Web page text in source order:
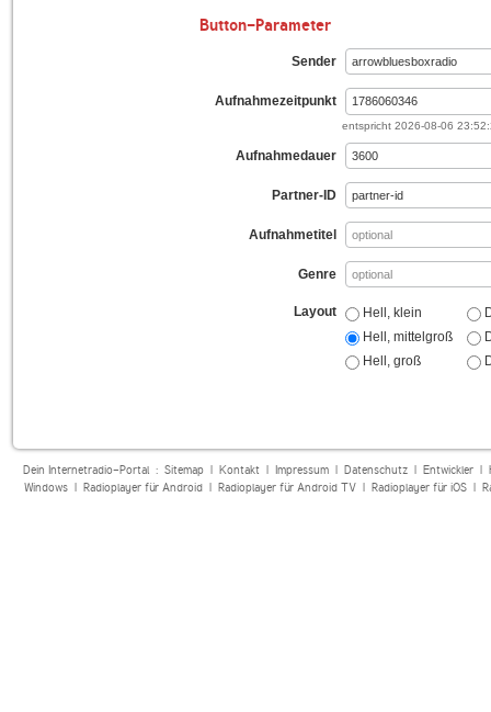
Button-Parameter
Sender
Aufnahmezeitpunkt
entspricht 2026-08-06
Aufnahmedauer
Partner-ID
Aufnahmetitel
Genre
Layout
Hell, klein
Hell, mittelgroß
Hell, groß
Dein Internetradio-Portal : Sitemap| Kontakt| Impressum| Datenschutz| Entwickler|
Windows| Radioplayer für Android| Radioplayer für Android TV| Radioplayer für iOS|